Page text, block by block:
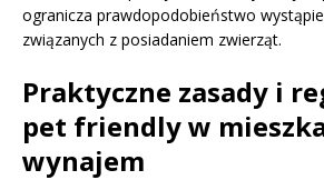
ogranicza prawdopodobieństwo
związanych z posiadaniem zwierząt.
Praktyczne zasady i
pet friendly w
wynajem